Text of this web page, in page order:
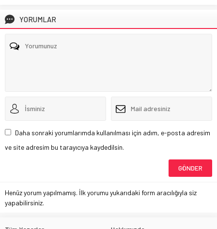
YORUMLAR
Daha sonraki yorumlarımda kullanılması için adım, e-posta adresim
ve site adresim bu tarayıcıya kaydedilsin.
Henüz yorum yapılmamış. İlk yorumu yukarıdaki form aracılığıyla siz
yapabilirsiniz.